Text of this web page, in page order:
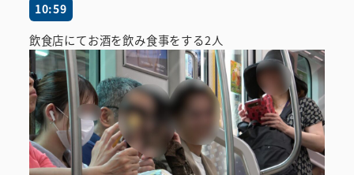
10:59
飲食店にてお酒を飲み食事をする2人